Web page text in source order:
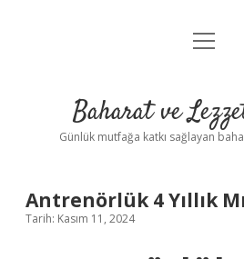
Anasayfa
Yasal Uyarı
menüyü
Baharat ve
Günlük mutfağa katkı sağlayan
Antrenörlük 4 Yıllık
Tarih: Kasım 11, 2024